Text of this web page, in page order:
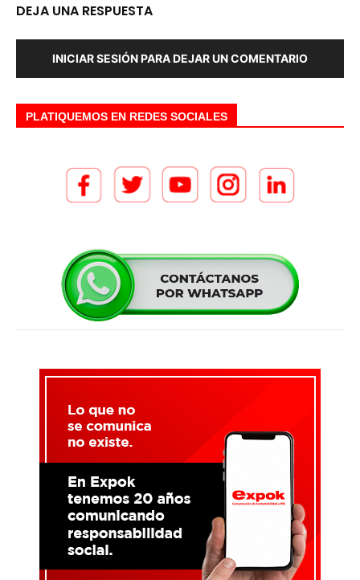
DEJA UNA RESPUESTA
INICIAR SESIÓN PARA DEJAR UN COMENTARIO
PLATIQUEMOS EN REDES SOCIALES